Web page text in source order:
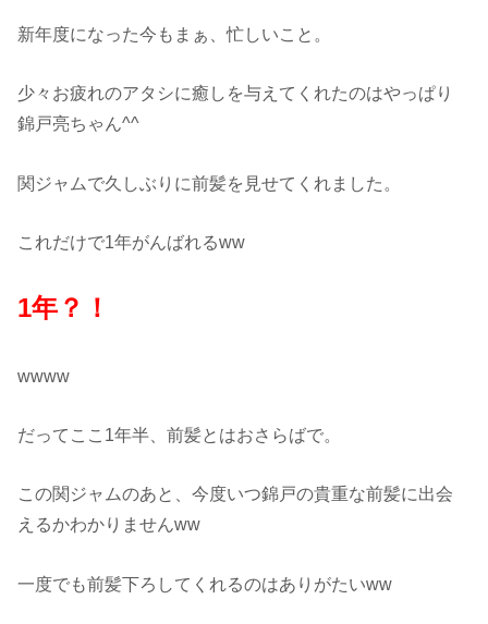
新年度になった今もまぁ、忙しいこと。
少々お疲れのアタシに癒しを与えてくれたのはやっぱり
錦戸亮ちゃん^^
関ジャムで久しぶりに前髪を見せてくれました。
これだけで1年がんばれるww
1年？！
wwww
だってここ1年半、前髪とはおさらばで。
この関ジャムのあと、今度いつ錦戸の貴重な前髪に出会
えるかわかりませんww
一度でも前髪下ろしてくれるのはありがたいww